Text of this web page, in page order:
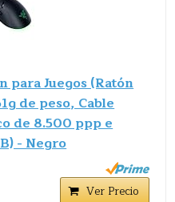
Juegos (Ratón
de peso, Cable
de 8.500 ppp e
- Negro
Ver Precio